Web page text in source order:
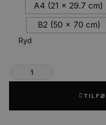
A4 (21 x 29.7 cm)
B2 (50 x 70 cm)
Ryd